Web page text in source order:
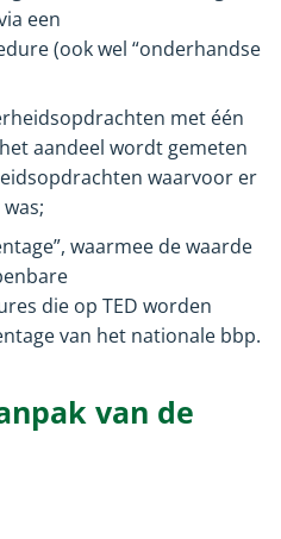
een
(ook wel “onderhandse
met één
aandeel wordt gemeten
waarvoor er
waarmee de waarde
die op TED worden
van het nationale bbp.
van de